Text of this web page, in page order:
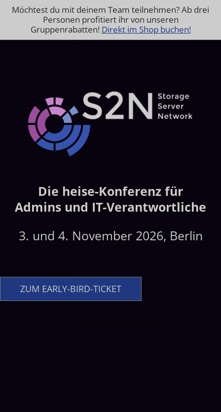
Möchtest du mit deinem Team teilnehmen? Ab drei
Personen profitiert ihr von unseren
Gruppenrabatten! Direkt im Shop buchen!
Die heise-Konferenz für
Admins und IT-Verantwortliche
3. und 4. November 2026, Berlin
ZUM EARLY-BIRD-TICKET